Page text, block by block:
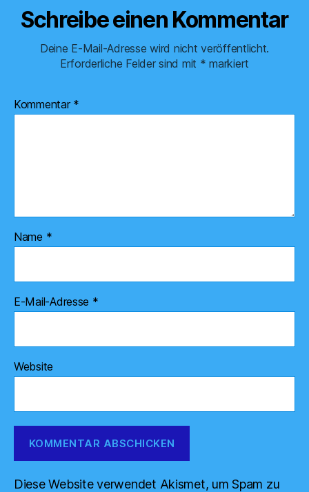
Schreibe einen Kommentar
Deine E-Mail-Adresse wird nicht veröffentlicht.
Erforderliche Felder sind mit * markiert
Kommentar *
Name *
E-Mail-Adresse *
Website
Diese Website verwendet Akismet, um Spam zu